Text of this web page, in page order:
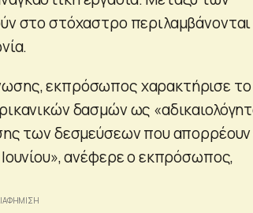
στο στόχαστρο
εκπρόσωπος χαρακτήρισε το
δασμών ως
των δεσμεύσεων που
ανέφερε ο εκπρόσωπος,